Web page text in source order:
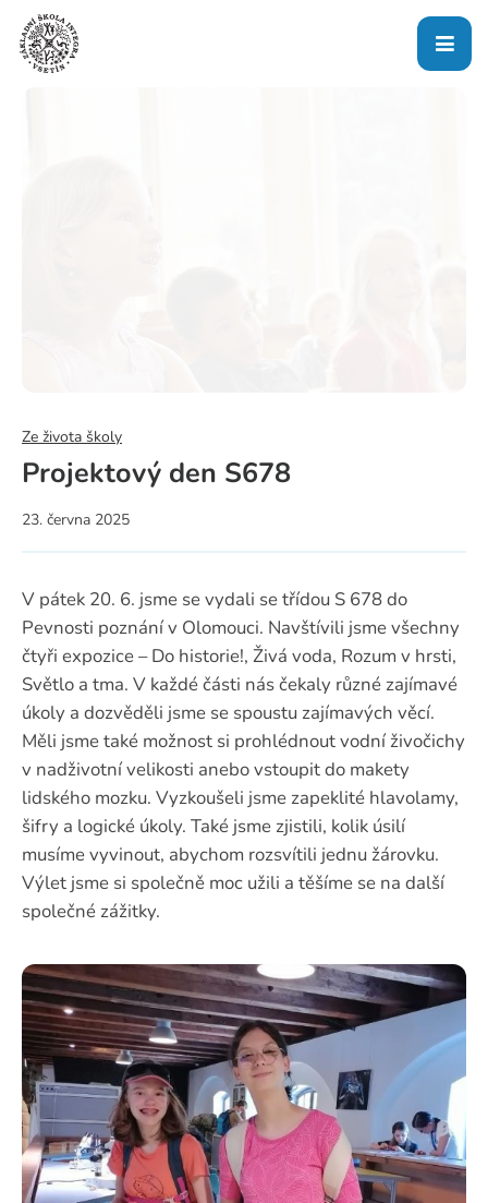
Ze života školy
Projektový den S678
23. června 2025
V pátek 20. 6. jsme se vydali se třídou S 678 do
Pevnosti poznání v Olomouci. Navštívili jsme všechny
čtyři expozice – Do historie!, Živá voda, Rozum v hrsti,
Světlo a tma. V každé části nás čekaly různé zajímavé
úkoly a dozvěděli jsme se spoustu zajímavých věcí.
Měli jsme také možnost si prohlédnout vodní živočichy
v nadživotní velikosti anebo vstoupit do makety
lidského mozku. Vyzkoušeli jsme zapeklité hlavolamy,
šifry a logické úkoly. Také jsme zjistili, kolik úsilí
musíme vyvinout, abychom rozsvítili jednu žárovku.
Výlet jsme si společně moc užili a těšíme se na další
společné zážitky.